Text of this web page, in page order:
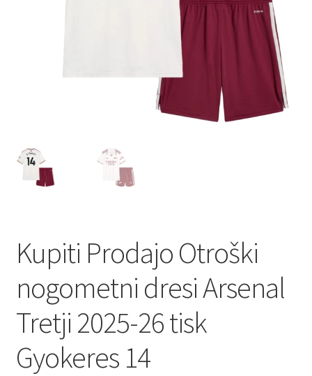
Kupiti Prodajo Otroški
nogometni dresi Arsenal
Tretji 2025-26 tisk
Gyokeres 14